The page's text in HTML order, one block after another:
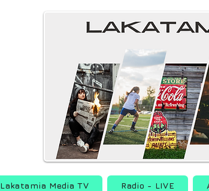
Lakatamia Media TV Radio - LIVE